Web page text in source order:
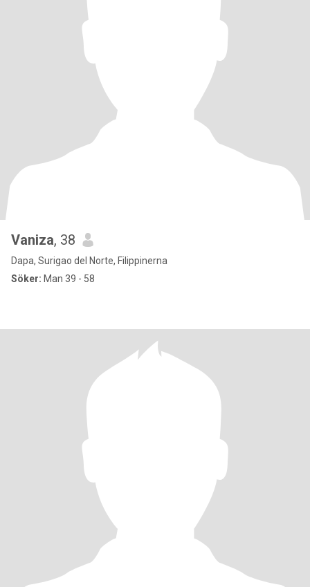
Vaniza, 38
Dapa, Surigao del Norte, Filippinerna
Söker: Man 39 - 58